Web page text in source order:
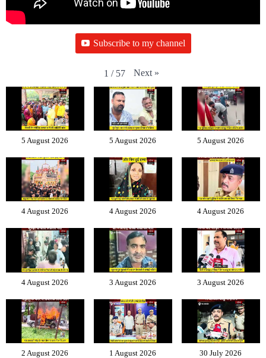
Subscribe to my channel
1 / 57 Next »
5 August 2026 5 August 2026 5 August 2026
4 August 2026 4 August 2026 4 August 2026
4 August 2026 3 August 2026 3 August 2026
2 August 2026 1 August 2026 30 July 2026